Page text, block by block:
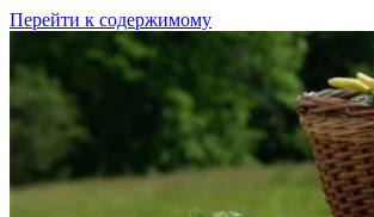
Перейти к содержимому